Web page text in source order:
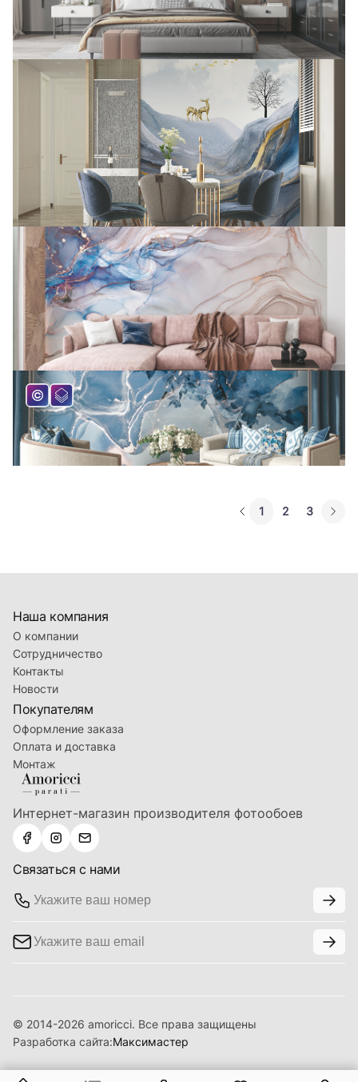
1 2 3
Интернет-магазин производителя фотообоев
Наша компания
О компании
Сотрудничество
Контакты
Новости
Покупателям
Оформление заказа
Оплата и доставка
Монтаж
Связаться с нами
© 2014-2026 amoricci. Все права защищены
Разработка сайта:Максимастер